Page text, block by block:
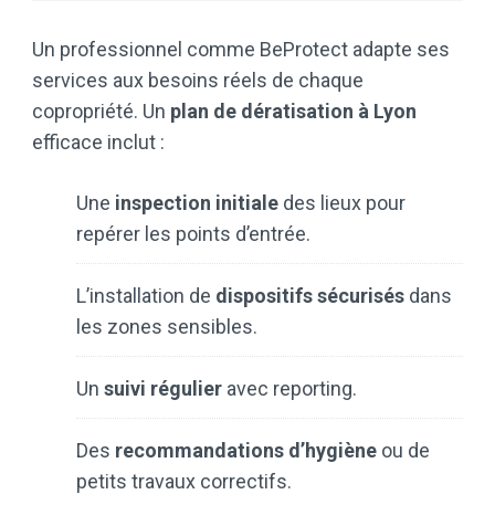
Un professionnel comme BeProtect adapte ses
services aux besoins réels de chaque
copropriété. Un plan de dératisation à Lyon
efficace inclut :
Une inspection initiale des lieux pour
repérer les points d’entrée.
L’installation de dispositifs sécurisés dans
les zones sensibles.
Un suivi régulier avec reporting.
Des recommandations d’hygiène ou de
petits travaux correctifs.